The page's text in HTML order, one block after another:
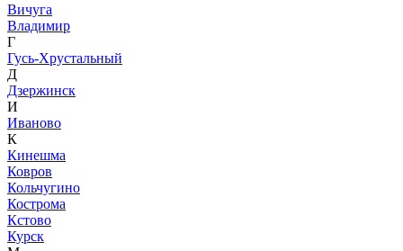
Вичуга
Владимир
Г
Гусь-Хрустальный
Д
Дзержинск
И
Иваново
К
Кинешма
Ковров
Кольчугино
Кострома
Кстово
Курск